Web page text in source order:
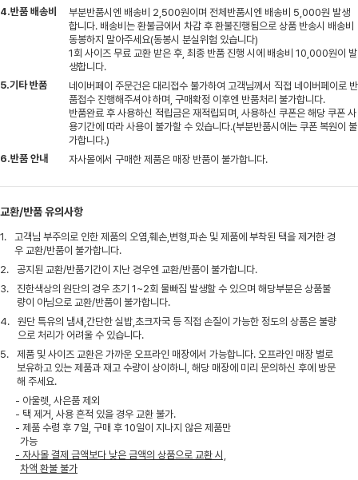
4.반품 배송비
부분반품시엔 배송비 2,500원이며 전체반품시엔 배송비 5,000원 발생
합니다. 배송비는 환불금에서 차감 후 환불진행됨으로 상품 반송시 배송비
동봉하지 말아주세요(동봉시 분실위험 있습니다)
1회 사이즈 무료 교환 받은 후, 최종 반품 진행 시에 배송비 10,000원이 발
생합니다.
5.기타 반품
네이버페이 주문건은 대리접수 불가하여 고객님께서 직접 네이버페이로 반
품접수 진행해주셔야 하며, 구매확정 이후엔 반품처리 불가합니다.
반품완료 후 사용하신 적립금은 재적립되며, 사용하신 쿠폰은 해당 쿠폰 사
용기간에 따라 사용이 불가할 수 있습니다.(부분반품시에는 쿠폰 복원이 불
가합니다.)
6.반품 안내
자사몰에서 구매한 제품은 매장 반품이 불가합니다.
교환/반품 유의사항
1.
고객님 부주의로 인한 제품의 오염,훼손,변형,파손 및 제품에 부착된 택을 제거한 경
우 교환/반품이 불가합니다.
2.
공지된 교환/반품기간이 지난 경우엔 교환/반품이 불가합니다.
3.
진한색상의 원단의 경우 초기 1~2회 물빠짐 발생할 수 있으며 해당부분은 상품불
량이 아님으로 교환/반품이 불가합니다.
4.
원단 특유의 냄새,간단한 실밥,초크자국 등 직접 손질이 가능한 정도의 상품은 불량
으로 처리가 어려울 수 있습니다.
5.
제품 및 사이즈 교환은 가까운 오프라인 매장에서 가능합니다. 오프라인 매장 별로
보유하고 있는 제품과 재고 수량이 상이하니, 해당 매장에 미리 문의하신 후에 방문
해 주세요.
- 아울렛, 사은품 제외
- 택 제거, 사용 흔적 있을 경우 교환 불가.
- 제품 수령 후 7일, 구매 후 10일이 지나지 않은 제품만
가능
- 자사몰 결제 금액보다 낮은 금액의 상품으로 교환 시,
차액 환불 불가